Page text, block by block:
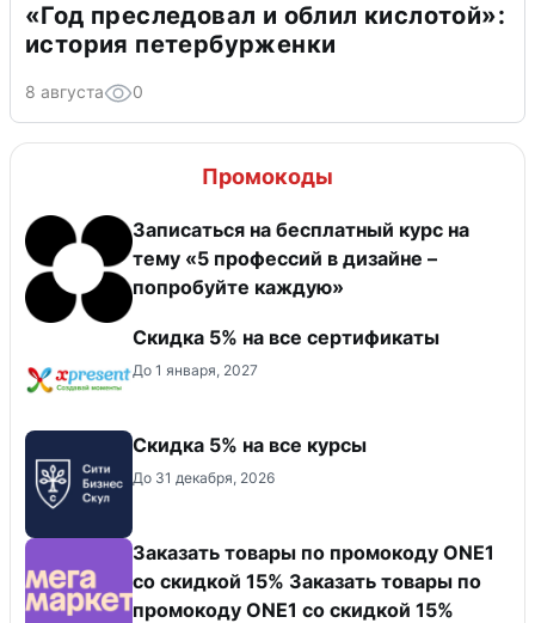
«Год преследовал и облил кислотой»:
история петербурженки
8 августа 0
Промокоды
Записаться на бесплатный курс на
тему «5 профессий в дизайне –
попробуйте каждую»
Скидка 5% на все сертификаты
До 1 января, 2027
Скидка 5% на все курсы
До 31 декабря, 2026
Заказать товары по промокоду ONE1
со скидкой 15% Заказать товары по
промокоду ONE1 со скидкой 15%